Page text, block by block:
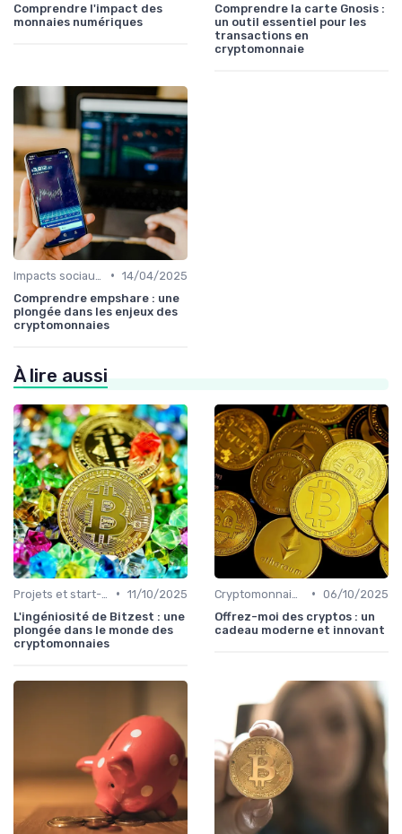
Comprendre l'impact des
monnaies numériques
Comprendre la carte Gnosis :
un outil essentiel pour les
transactions en
cryptomonnaie
• 14/04/2025
Comprendre empshare : une
plongée dans les enjeux des
cryptomonnaies
À lire aussi
• 11/10/2025
L'ingéniosité de Bitzest : une
plongée dans le monde des
cryptomonnaies
• 06/10/2025
Offrez-moi des cryptos : un
cadeau moderne et innovant